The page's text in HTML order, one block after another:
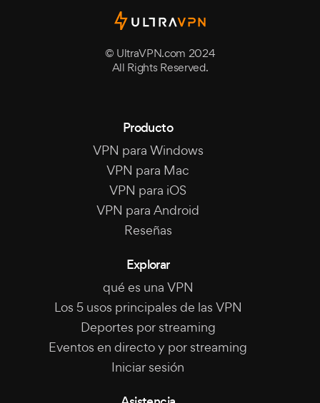
© UltraVPN.com 2024
All Rights Reserved.
Producto
VPN para Windows
VPN para Mac
VPN para iOS
VPN para Android
Reseñas
Explorar
qué es una VPN
Los 5 usos principales de las VPN
Deportes por streaming
Eventos en directo y por streaming
Iniciar sesión